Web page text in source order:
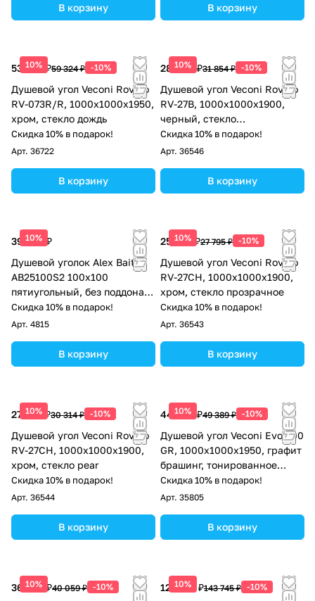
В корзину В корзину
10%
53 392 ₽59 324 ₽ -10%
Душевой угол Veconi Rovigo
RV-073R/R, 1000х1000х1950,
хром, стекло дождь
Скидка 10% в подарок!
Арт. 36722
В корзину
10%
28 669 ₽31 854 ₽ -10%
Душевой угол Veconi Rovigo
RV-27B, 1000х1000х1900,
черный, стекло
тонированное
Скидка 10% в подарок!
Арт. 36546
В корзину
10%
39 919 ₽
Душевой уголок Alex Baitler
AB25100S2 100х100
пятиугольный, без поддона,
тонированное стекло, хром
Скидка 10% в подарок!
Арт. 4815
В корзину
10%
25 016 ₽27 795 ₽ -10%
Душевой угол Veconi Rovigo
RV-27CH, 1000х1000х1900,
хром, стекло прозрачное
Скидка 10% в подарок!
Арт. 36543
В корзину
10%
27 283 ₽30 314 ₽ -10%
Душевой угол Veconi Rovigo
RV-27CH, 1000х1000х1900,
хром, стекло pear
Скидка 10% в подарок!
Арт. 36544
В корзину
10%
44 450 ₽49 389 ₽ -10%
Душевой угол Veconi Evo 300
GR, 1000х1000x1950, графит
брашинг, тонированное
матовое стекло
Скидка 10% в подарок!
Арт. 35805
В корзину
10%
36 053 ₽40 059 ₽ -10% 10%
129 371 ₽143 745 ₽ -10%